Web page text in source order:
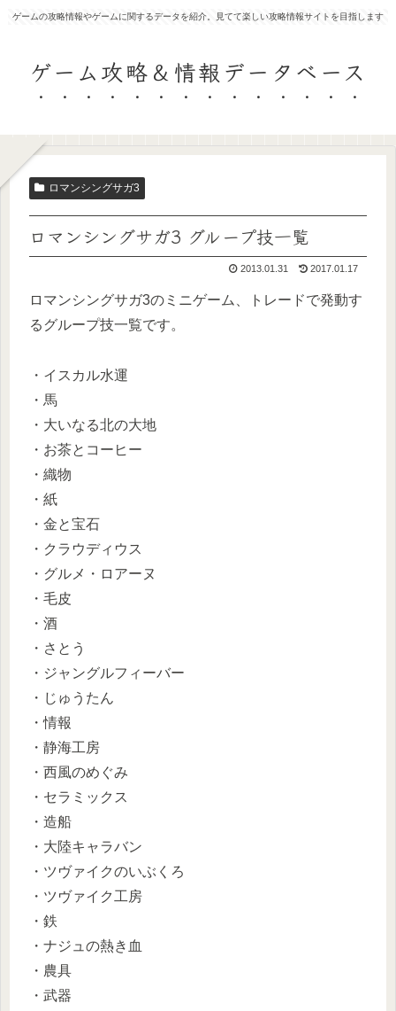
ゲームの攻略情報やゲームに関するデータを紹介。見てて楽しい攻略情報サイトを目指します
ゲーム攻略＆情報データベース
ロマンシングサガ3
ロマンシングサガ3 グループ技一覧
2013.01.31 2017.01.17
ロマンシングサガ3のミニゲーム、トレードで発動す
るグループ技一覧です。
・イスカル水運
・馬
・大いなる北の大地
・お茶とコーヒー
・織物
・紙
・金と宝石
・クラウディウス
・グルメ・ロアーヌ
・毛皮
・酒
・さとう
・ジャングルフィーバー
・じゅうたん
・情報
・静海工房
・西風のめぐみ
・セラミックス
・造船
・大陸キャラバン
・ツヴァイクのいぶくろ
・ツヴァイク工房
・鉄
・ナジュの熱き血
・農具
・武器